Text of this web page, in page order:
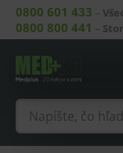
0800 601 433 –
0800 800 441 –